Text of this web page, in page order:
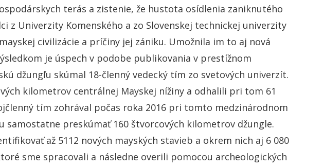
terás a zistenie, že hustota osídlenia zaniknutého
z Univerzity Komenského a zo Slovenskej technickej univerzity
civilizácie a príčiny jej zániku. Umožnila im to aj nová
je úspech v podobe publikovania v prestížnom
džungľu skúmal 18-členný vedecký tím zo svetových univerzít.
kilometrov centrálnej Mayskej nížiny a odhalili pri tom 61
tím zohrával počas roka 2016 pri tomto medzinárodnom
samostatne preskúmať 160 štvorcových kilometrov džungle.
až 5112 nových mayských stavieb a okrem nich aj 6 080
sme spracovali a následne overili pomocou archeologických